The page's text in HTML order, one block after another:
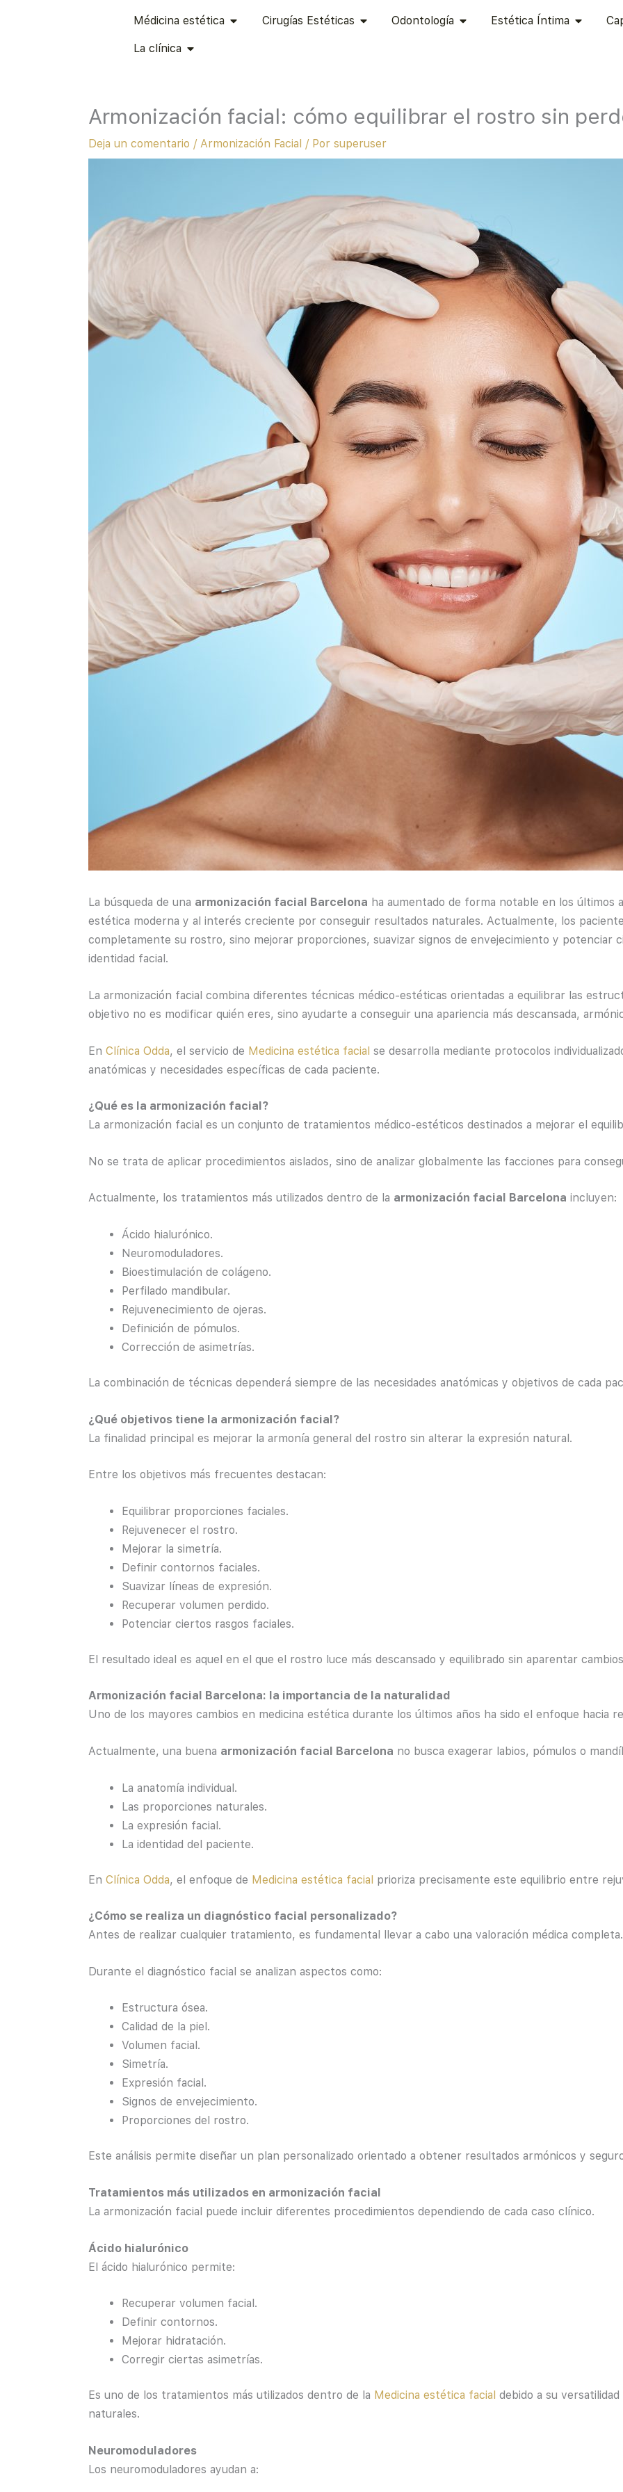
Médicina estética ABRIR MÉDICINA ESTÉTICA
Cirugías Estéticas ABRIR CIRUGÍAS ESTÉTICAS
Odontología ABRIR ODONTOLOGÍA
Estética Íntima ABRIR
La clínica
Armonización facial: cómo equilibrar el rostro sin
Deja un comentario / Armonización Facial / Por superuser
La búsqueda de una armonización facial Barcelona ha aumentado de forma notable en los últimos
estética moderna y al interés creciente por conseguir resultados naturales. Actualmente, los
completamente su rostro, sino mejorar proporciones, suavizar signos de envejecimiento y potenciar
identidad facial.
La armonización facial combina diferentes técnicas médico-estéticas orientadas a equilibrar las
objetivo no es modificar quién eres, sino ayudarte a conseguir una apariencia más descansada,
En Clínica Odda, el servicio de Medicina estética facial se desarrolla mediante protocolos
anatómicas y necesidades específicas de cada paciente.
¿Qué es la armonización facial?
La armonización facial es un conjunto de tratamientos médico-estéticos destinados a mejorar el
No se trata de aplicar procedimientos aislados, sino de analizar globalmente las facciones para
Actualmente, los tratamientos más utilizados dentro de la armonización facial Barcelona incluyen:
Ácido hialurónico.
Neuromoduladores.
Bioestimulación de colágeno.
Perfilado mandibular.
Rejuvenecimiento de ojeras.
Definición de pómulos.
Corrección de asimetrías.
La combinación de técnicas dependerá siempre de las necesidades anatómicas y objetivos de cada
¿Qué objetivos tiene la armonización facial?
La finalidad principal es mejorar la armonía general del rostro sin alterar la expresión natural.
Entre los objetivos más frecuentes destacan:
Equilibrar proporciones faciales.
Rejuvenecer el rostro.
Mejorar la simetría.
Definir contornos faciales.
Suavizar líneas de expresión.
Recuperar volumen perdido.
Potenciar ciertos rasgos faciales.
El resultado ideal es aquel en el que el rostro luce más descansado y equilibrado sin aparentar
Armonización facial Barcelona: la importancia de la naturalidad
Uno de los mayores cambios en medicina estética durante los últimos años ha sido el enfoque hacia
Actualmente, una buena armonización facial Barcelona no busca exagerar labios, pómulos o
La anatomía individual.
Las proporciones naturales.
La expresión facial.
La identidad del paciente.
En Clínica Odda, el enfoque de Medicina estética facial prioriza precisamente este equilibrio entre
¿Cómo se realiza un diagnóstico facial personalizado?
Antes de realizar cualquier tratamiento, es fundamental llevar a cabo una valoración médica completa.
Durante el diagnóstico facial se analizan aspectos como:
Estructura ósea.
Calidad de la piel.
Volumen facial.
Simetría.
Expresión facial.
Signos de envejecimiento.
Proporciones del rostro.
Este análisis permite diseñar un plan personalizado orientado a obtener resultados armónicos y
Tratamientos más utilizados en armonización facial
La armonización facial puede incluir diferentes procedimientos dependiendo de cada caso clínico.
Ácido hialurónico
El ácido hialurónico permite:
Recuperar volumen facial.
Definir contornos.
Mejorar hidratación.
Corregir ciertas asimetrías.
Es uno de los tratamientos más utilizados dentro de la Medicina estética facial debido a su
naturales.
Neuromoduladores
Los neuromoduladores ayudan a: